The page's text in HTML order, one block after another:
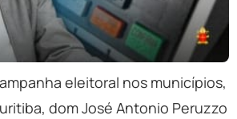
eleitoral nos municípios,
dom José Antonio Peruzzo